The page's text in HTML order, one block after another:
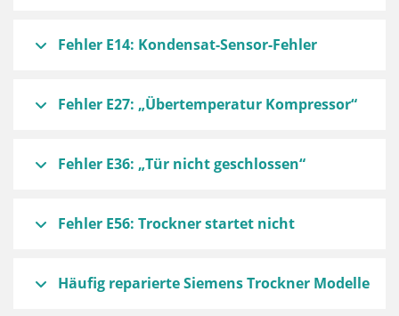
Fehler E14: Kondensat-Sensor-Fehler
Fehler E27: „Übertemperatur Kompressor“
Fehler E36: „Tür nicht geschlossen“
Fehler E56: Trockner startet nicht
Häufig reparierte Siemens Trockner Modelle